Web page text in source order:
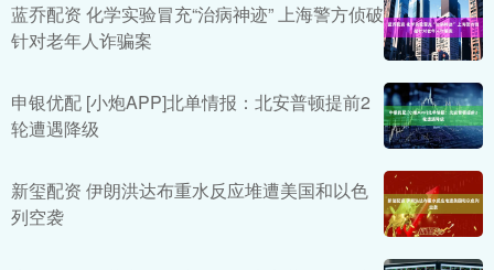
蓝乔配资 化学实验冒充“治病神迹” 上海警方侦破
针对老年人诈骗案
申银优配 [小炮APP]北单情报：北安普顿提前2
轮遭遇降级
新玺配资 伊朗洪达布重水反应堆遭美国和以色
列空袭